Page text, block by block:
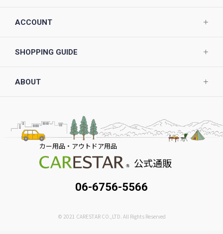
ACCOUNT
SHOPPING GUIDE
ABOUT
カー用品・アウトドア用品
公式通販
06-6756-5566
© 2021 CARESTAR CO.,LTD. All Rights Reserved